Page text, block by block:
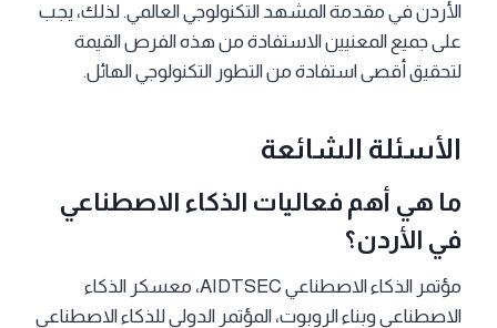
الأردن في مقدمة المشهد التكنولوجي العالمي. لذلك، يجب
على جميع المعنيين الاستفادة من هذه الفرص القيمة
لتحقيق أقصى استفادة من التطور التكنولوجي الهائل.
الأسئلة الشائعة
ما هي أهم فعاليات الذكاء الاصطناعي
في الأردن؟
مؤتمر الذكاء الاصطناعي AIDTSEC، معسكر الذكاء
الاصطناعي وبناء الروبوت، المؤتمر الدولي للذكاء الاصطناعي